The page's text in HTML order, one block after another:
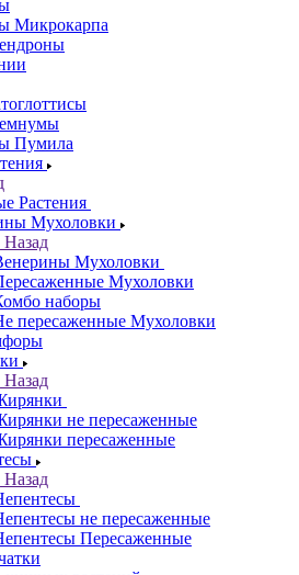
Микрокарпа
Пумила
Растения
Мухоловки
Назад
Мухоловки
Мухоловки
наборы
пересаженные Мухоловки
Назад
не пересаженные
пересаженные
Назад
не пересаженные
Пересаженные